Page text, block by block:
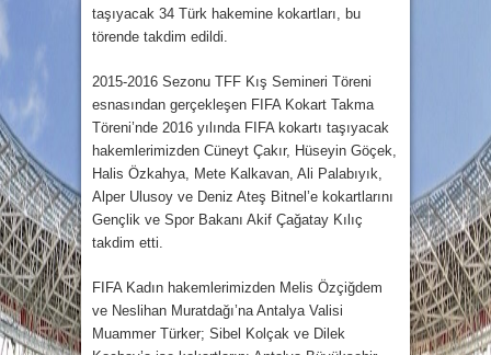
taşıyacak 34 Türk hakemine kokartları, bu
törende takdim edildi.
2015-2016 Sezonu TFF Kış Semineri Töreni
esnasından gerçekleşen FIFA Kokart Takma
Töreni’nde 2016 yılında FIFA kokartı taşıyacak
hakemlerimizden Cüneyt Çakır, Hüseyin Göçek,
Halis Özkahya, Mete Kalkavan, Ali Palabıyık,
Alper Ulusoy ve Deniz Ateş Bitnel’e kokartlarını
Gençlik ve Spor Bakanı Akif Çağatay Kılıç
takdim etti.
FIFA Kadın hakemlerimizden Melis Özçiğdem
ve Neslihan Muratdağı’na Antalya Valisi
Muammer Türker; Sibel Kolçak ve Dilek